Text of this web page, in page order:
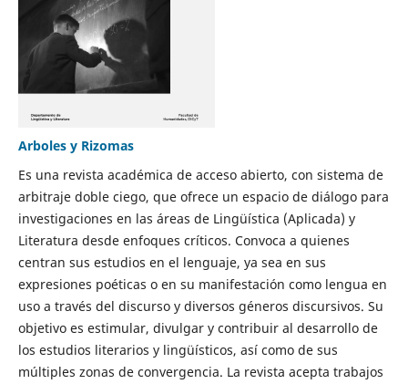
Arboles y Rizomas
Es una revista académica de acceso abierto, con sistema de
arbitraje doble ciego, que ofrece un espacio de diálogo para
investigaciones en las áreas de Lingüística (Aplicada) y
Literatura desde enfoques críticos. Convoca a quienes
centran sus estudios en el lenguaje, ya sea en sus
expresiones poéticas o en su manifestación como lengua en
uso a través del discurso y diversos géneros discursivos. Su
objetivo es estimular, divulgar y contribuir al desarrollo de
los estudios literarios y lingüísticos, así como de sus
múltiples zonas de convergencia. La revista acepta trabajos